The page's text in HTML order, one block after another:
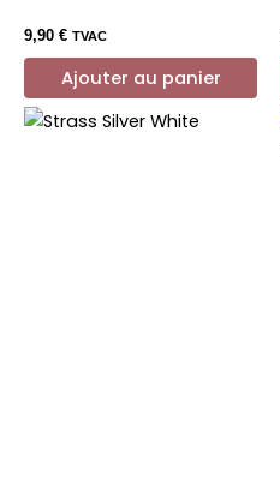
9,90 € TVAC
Ajouter au panier